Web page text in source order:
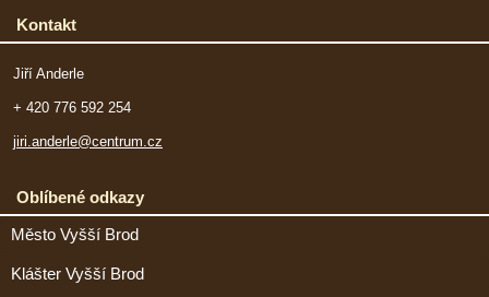
Kontakt
Jiří Anderle
+ 420 776 592 254
jiri.anderle@centrum.cz
Oblíbené odkazy
Město Vyšší Brod
Klášter Vyšší Brod